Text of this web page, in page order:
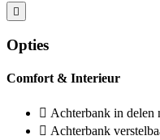
Opties
Comfort & Interieur
Achterbank in delen
Achterbank